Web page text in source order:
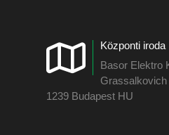
Központi iroda
Basor Elektro
Grassalkovich
1239 Budapest HU